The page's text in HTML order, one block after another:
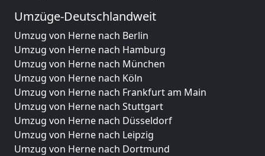
Umzüge-Deutschlandweit
Umzug von Herne nach Berlin
Umzug von Herne nach Hamburg
Umzug von Herne nach München
Umzug von Herne nach Köln
Umzug von Herne nach Frankfurt am Main
Umzug von Herne nach Stuttgart
Umzug von Herne nach Düsseldorf
Umzug von Herne nach Leipzig
Umzug von Herne nach Dortmund